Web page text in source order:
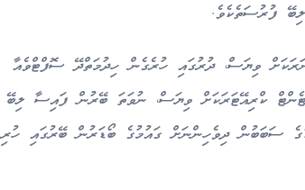
ފުރުސަތެކެވެ.
ވިޔަސް، ދުރުގައި ހުރެގެން ހިދުމަތްދޭ ސޮފްޓްވެއާ
ކްރިއޭޓަރަކަށް ވިޔަސް، ނުވަތަ ބޭރުން ފައިސާ ލިބޭ
ސަބަބުން ދިވެހިންނަށް ގައުމުގެ ބޯޑަރުން ބޭރުގައި ހުރި